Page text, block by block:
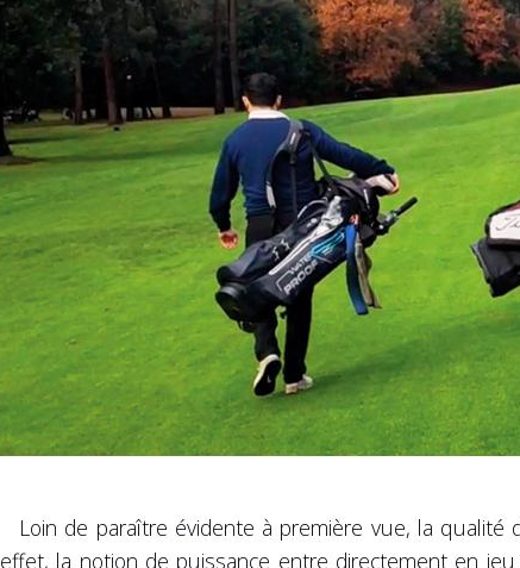
Loin de paraître évidente à première vue, la qualité
effet, la notion de puissance entre directement en